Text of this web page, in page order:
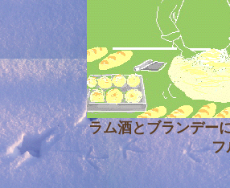
ラム酒とブランデー
フ